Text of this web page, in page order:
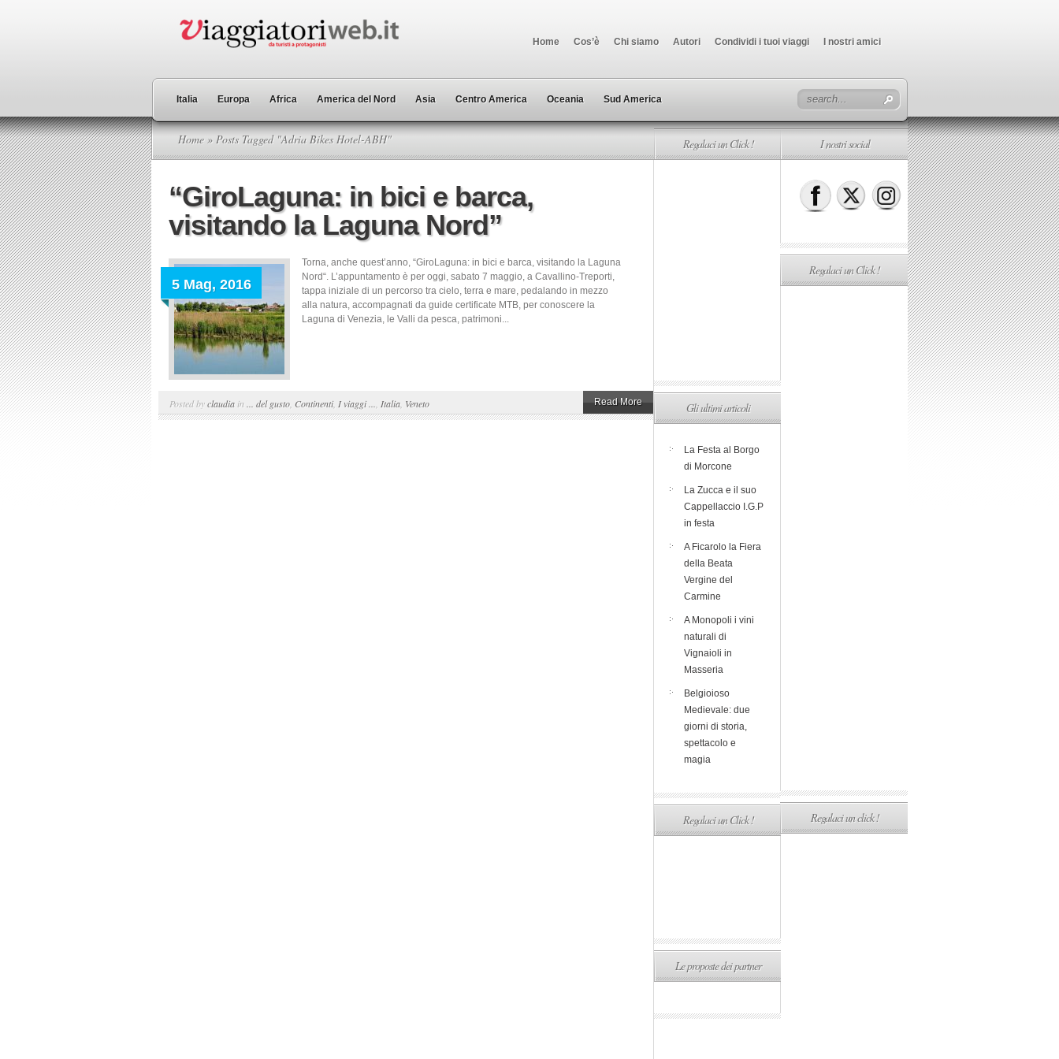
Home Cos’è Chi siamo Autori Condividi i tuoi viaggi I nostri amici
Italia Europa Africa America del Nord Asia Centro America Oceania Sud America
Home » Posts Tagged "Adria Bikes Hotel-ABH"
“GiroLaguna: in bici e barca,
visitando la Laguna Nord”
5 Mag, 2016
Torna, anche quest’anno, “GiroLaguna: in bici e barca, visitando la Laguna
Nord“. L’appuntamento è per oggi, sabato 7 maggio, a Cavallino-Treporti,
tappa iniziale di un percorso tra cielo, terra e mare, pedalando in mezzo
alla natura, accompagnati da guide certificate MTB, per conoscere la
Laguna di Venezia, le Valli da pesca, patrimoni...
Posted byclaudia in ... del gusto Continenti, I viaggi ... Italia Veneto Read More
Regalaci un Click !
Gli ultimi articoli
La Festa al Borgo
di Morcone
La Zucca e il suo
Cappellaccio I.G.P
in festa
A Ficarolo la Fiera
della Beata
Vergine del
Carmine
A Monopoli i vini
naturali di
Vignaioli in
Masseria
Belgioioso
Medievale: due
giorni di storia,
spettacolo e
magia
Regalaci un Click !
Le proposte dei partner
I nostri social
Regalaci un Click !
Regalaci un click !